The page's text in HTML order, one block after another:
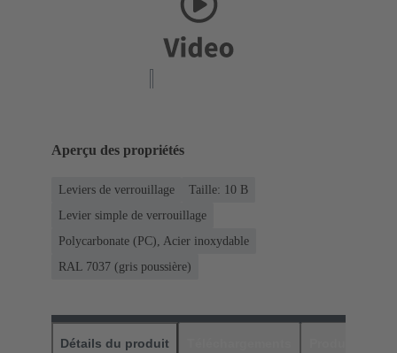
Aperçu des propriétés
Leviers de verrouillage
Taille: 10 B
Levier simple de verrouillage
Polycarbonate (PC), Acier inoxydable
RAL 7037 (gris poussière)
Détails du produit